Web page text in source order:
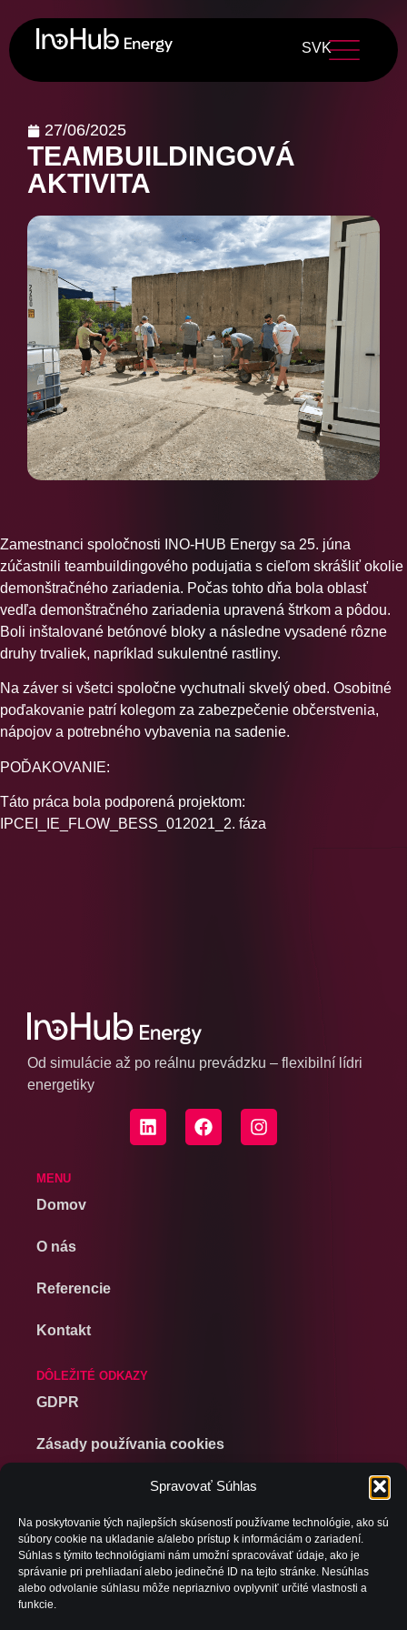
Spravovať Súhlas
Na poskytovanie tých najlepších skúseností používame technológie, ako sú
súbory cookie na ukladanie a/alebo prístup k informáciám o zariadení.
Súhlas s týmito technológiami nám umožní spracovávať údaje, ako je
správanie pri prehliadaní alebo jedinečné ID na tejto stránke. Nesúhlas
alebo odvolanie súhlasu môže nepriaznivo ovplyvniť určité vlastnosti a
funkcie.
SVK
27/06/2025
TEAMBUILDINGOVÁ
AKTIVITA
Zamestnanci spoločnosti INO-HUB Energy sa 25. júna
zúčastnili teambuildingového podujatia s cieľom skrášliť okolie
demonštračného zariadenia. Počas tohto dňa bola oblasť
vedľa demonštračného zariadenia upravená štrkom a pôdou.
Boli inštalované betónové bloky a následne vysadené rôzne
druhy trvaliek, napríklad sukulentné rastliny.
Na záver si všetci spoločne vychutnali skvelý obed. Osobitné
poďakovanie patrí kolegom za zabezpečenie občerstvenia,
nápojov a potrebného vybavenia na sadenie.
POĎAKOVANIE:
Táto práca bola podporená projektom:
IPCEI_IE_FLOW_BESS_012021_2. fáza
Od simulácie až po reálnu prevádzku – flexibilní lídri
energetiky
MENU
Domov
O nás
Referencie
Kontakt
DÔLEŽITÉ ODKAZY
GDPR
Zásady používania cookies
Politika spoločnosti
Zverejnovanie
KONTAKT
EMAIL